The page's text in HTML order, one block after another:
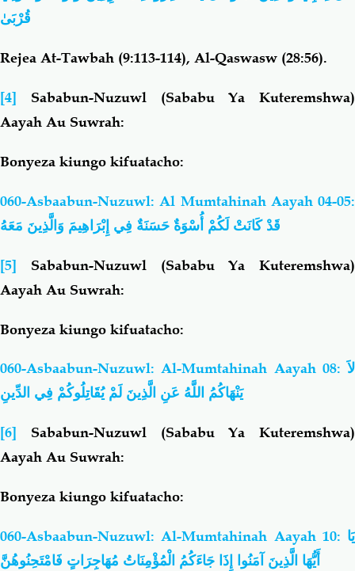
قُرْبَىٰ
Rejea At-Tawbah (9:113-114), Al-Qaswasw (28:56).
[4]
Sababun-Nuzuwl (Sababu Ya Kuteremshwa)
Aayah Au Suwrah:
Bonyeza kiungo kifuatacho:
060-Asbaabun-Nuzuwl: Al Mumtahinah Aayah 04-05:
قَدْ كَانَتْ لَكُمْ أُسْوَةٌ حَسَنَةٌ فِي إِبْرَاهِيمَ وَالَّذِينَ مَعَهُ
[5]
Sababun-Nuzuwl (Sababu Ya Kuteremshwa)
Aayah Au Suwrah:
Bonyeza kiungo kifuatacho:
060-Asbaabun-Nuzuwl: Al-Mumtahinah Aayah 08:لاَ
يَنْهَاكُمُ اللَّهُ عَنِ الَّذِينَ لَمْ يُقَاتِلُوكُمْ فِي الدِّينِ
[6]
Sababun-Nuzuwl (Sababu Ya Kuteremshwa)
Aayah Au Suwrah:
Bonyeza kiungo kifuatacho:
060-Asbaabun-Nuzuwl: Al-Mumtahinah Aayah 10: يَا
أَيُّهَا الَّذِينَ آمَنُوا إِذَا جَاءَكُمُ الْمُؤْمِنَاتُ مُهَاجِرَاتٍ فَامْتَحِنُوهُنَّ